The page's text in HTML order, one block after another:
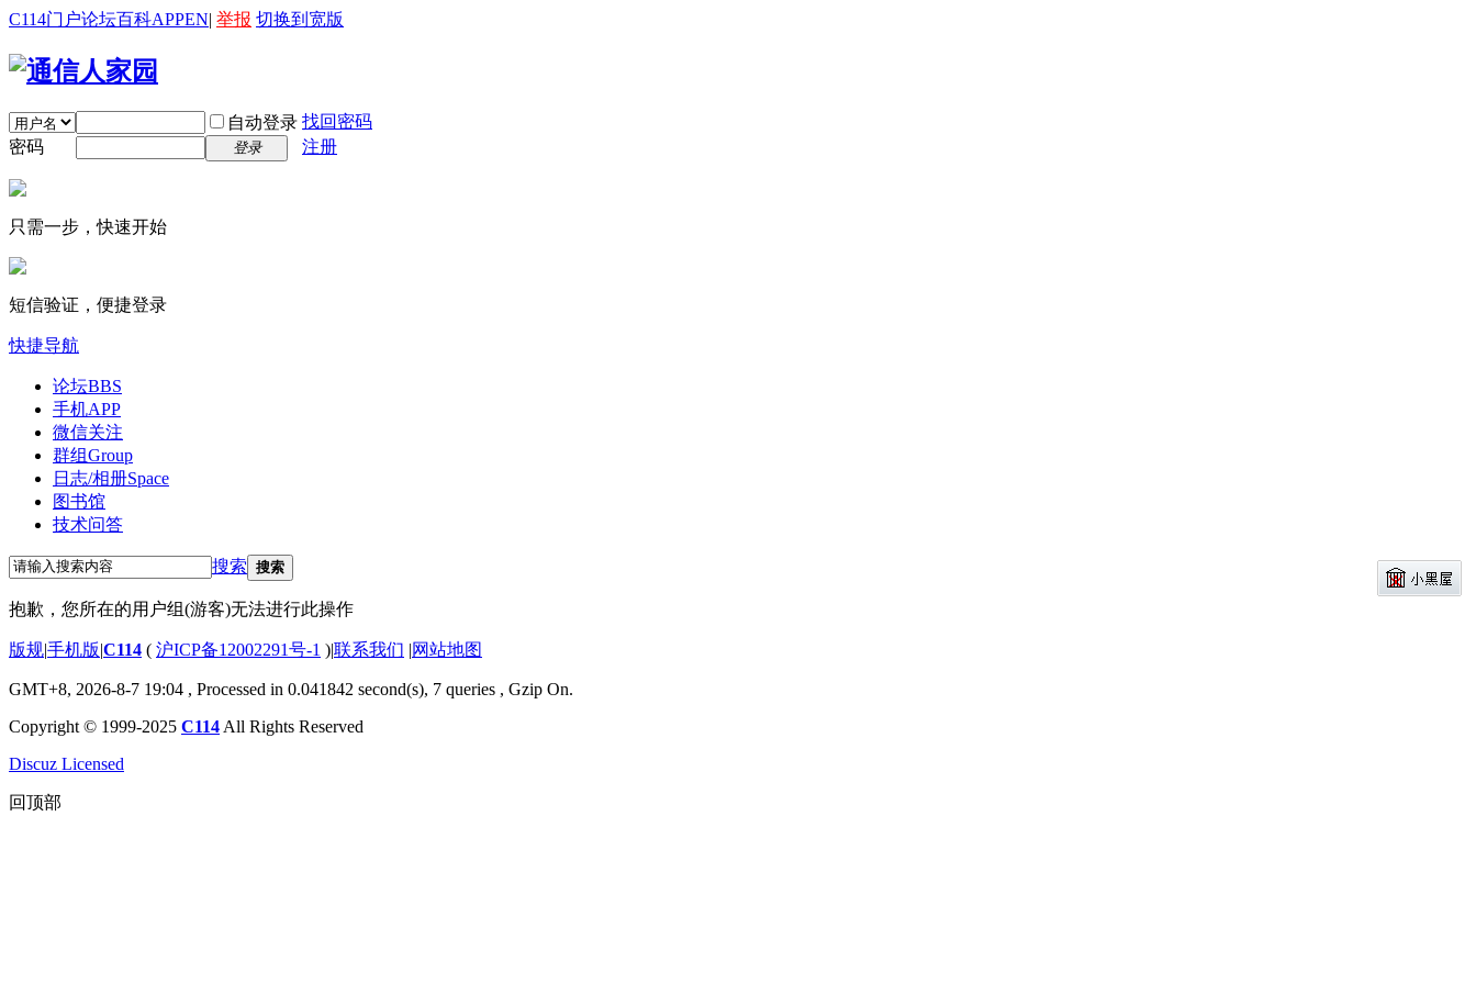
C114门户论坛百科APPEN| 举报 切换到宽版
自动登录 找回密码
密码
登录 注册
只需一步，快速开始
短信验证，便捷登录
快捷导航
论坛BBS
手机APP
微信关注
群组Group
日志/相册Space
图书馆
技术问答
搜索 搜索
抱歉，您所在的用户组(游客)无法进行此操作
版规|手机版|C114 ( 沪ICP备12002291号-1 )|联系我们 |网站地图
GMT+8, 2026-8-7 19:04 , Processed in 0.041842 second(s), 7 queries , Gzip On.
Copyright © 1999-2025 C114 All Rights Reserved
Discuz Licensed
回顶部